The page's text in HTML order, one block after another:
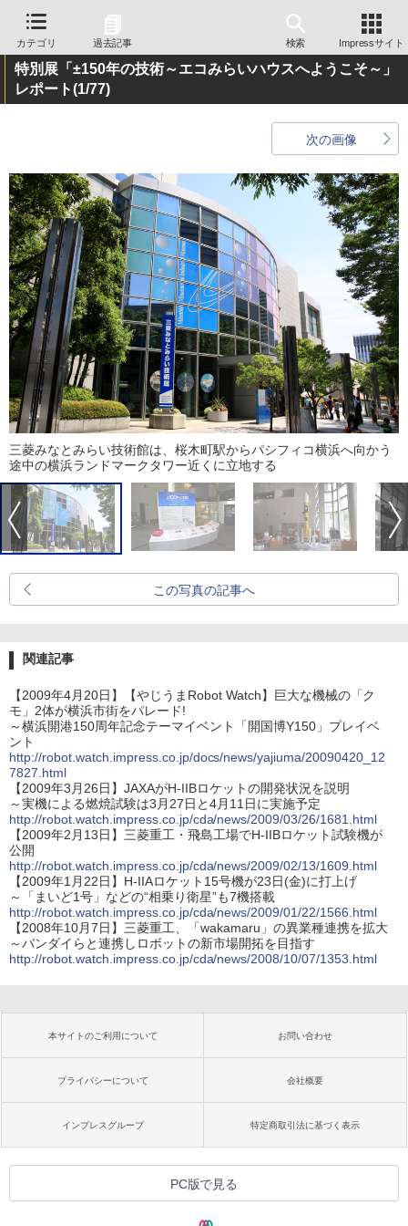
カテゴリ 過去記事 検索 Impressサイト
特別展「±150年の技術～エコみらいハウスへようこそ～」
レポート(1/77)
次の画像
三菱みなとみらい技術館は、桜木町駅からパシフィコ横浜へ向かう
途中の横浜ランドマークタワー近くに立地する
この写真の記事へ
関連記事
【2009年4月20日】【やじうまRobot Watch】巨大な機械の「ク
モ」2体が横浜市街をパレード!
～横浜開港150周年記念テーマイベント「開国博Y150」プレイベ
ント
http://robot.watch.impress.co.jp/docs/news/yajiuma/20090420_12
7827.html
【2009年3月26日】JAXAがH-IIBロケットの開発状況を説明
～実機による燃焼試験は3月27日と4月11日に実施予定
http://robot.watch.impress.co.jp/cda/news/2009/03/26/1681.html
【2009年2月13日】三菱重工・飛島工場でH-IIBロケット試験機が
公開
http://robot.watch.impress.co.jp/cda/news/2009/02/13/1609.html
【2009年1月22日】H-IIAロケット15号機が23日(金)に打上げ
～「まいど1号」などの“相乗り衛星”も7機搭載
http://robot.watch.impress.co.jp/cda/news/2009/01/22/1566.html
【2008年10月7日】三菱重工、「wakamaru」の異業種連携を拡大
～バンダイらと連携しロボットの新市場開拓を目指す
http://robot.watch.impress.co.jp/cda/news/2008/10/07/1353.html
本サイトのご利用について お問い合わせ
プライバシーについて 会社概要
インプレスグループ 特定商取引法に基づく表示
PC版で見る